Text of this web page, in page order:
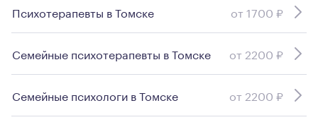
Психотерапевты в Томске от 1700 ₽
Семейные психотерапевты в Томске от 2200 ₽
Семейные психологи в Томске от 2200 ₽